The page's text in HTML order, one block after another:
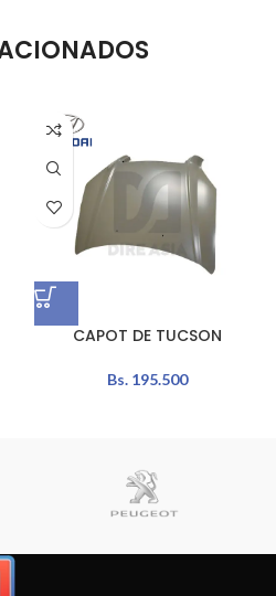
CAPOT DE TUCSON
Bs.195.500